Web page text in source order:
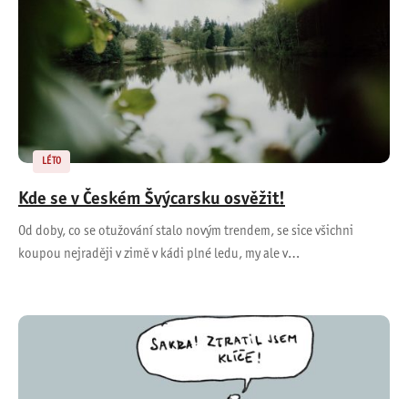
LÉTO
Kde se v Českém Švýcarsku osvěžit!
Od doby, co se otužování stalo novým trendem, se sice všichni
koupou nejraději v zimě v kádi plné ledu, my ale v…